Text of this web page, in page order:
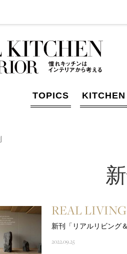
TOPICS KITCHEN
REAL
新刊「リアルリビング
2022.09.25